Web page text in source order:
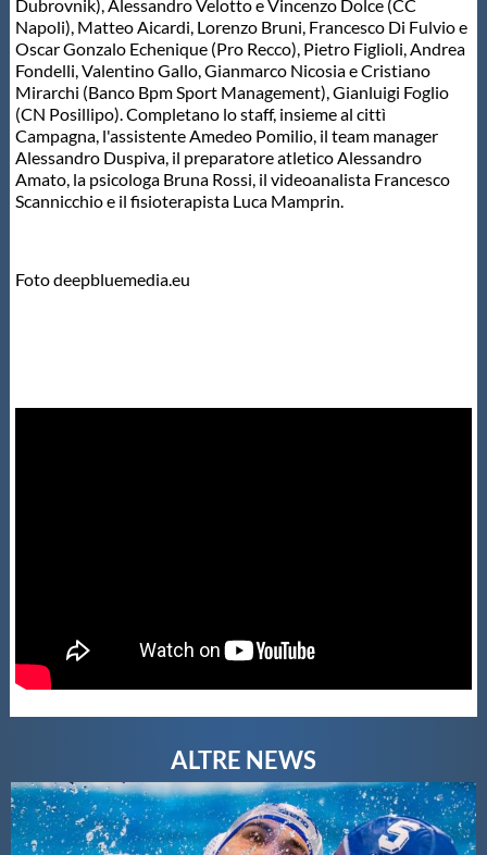
Dubrovnik), Alessandro Velotto e Vincenzo Dolce (CC
Napoli), Matteo Aicardi, Lorenzo Bruni, Francesco Di Fulvio e
Oscar Gonzalo Echenique (Pro Recco), Pietro Figlioli, Andrea
Fondelli, Valentino Gallo, Gianmarco Nicosia e Cristiano
Mirarchi (Banco Bpm Sport Management), Gianluigi Foglio
(CN Posillipo). Completano lo staff, insieme al cittì
Campagna, l'assistente Amedeo Pomilio, il team manager
Alessandro Duspiva, il preparatore atletico Alessandro
Amato, la psicologa Bruna Rossi, il videoanalista Francesco
Scannicchio e il fisioterapista Luca Mamprin.
Foto deepbluemedia.eu